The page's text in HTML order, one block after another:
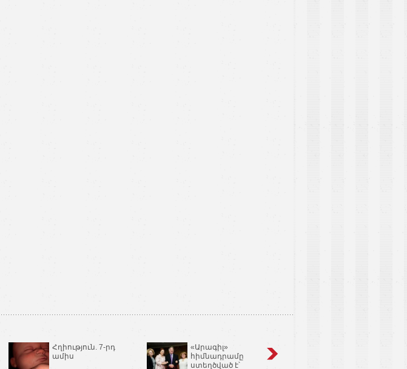
Հղիություն. 7-րդ
ամիս
«Արագիլ»
հիմնադրամը
ստեղծված է՝